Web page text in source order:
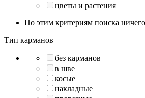
цветы и растения
По этим критериям поиска
Тип карманов
без карманов
в шве
косые
накладные